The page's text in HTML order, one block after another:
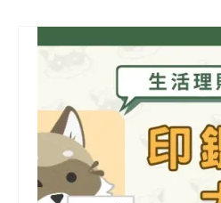
代書貸款
銀行貸款
其他貸款
申貸Q&A